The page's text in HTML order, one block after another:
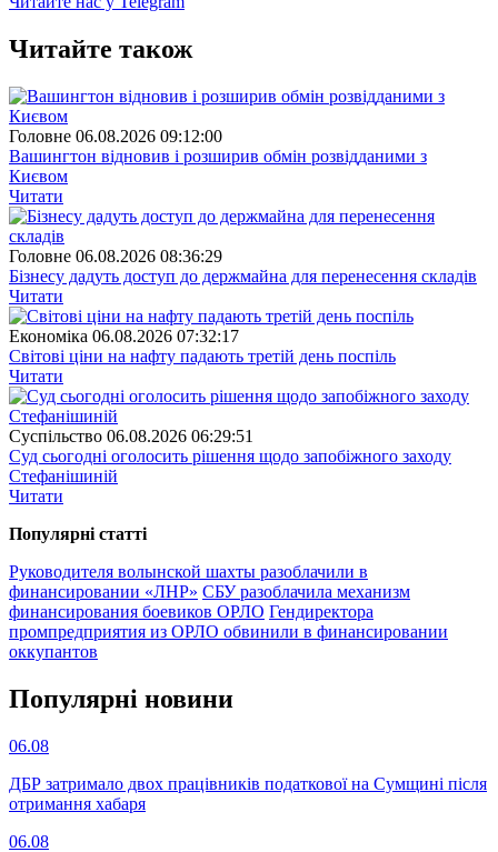
Читайте також
Головне 06.08.2026 09:12:00
Вашингтон відновив і розширив обмін розвідданими з
Києвом
Читати
Головне 06.08.2026 08:36:29
Бізнесу дадуть доступ до держмайна для перенесення складів
Читати
Економіка 06.08.2026 07:32:17
Світові ціни на нафту падають третій день поспіль
Читати
Суспiльство 06.08.2026 06:29:51
Суд сьогодні оголосить рішення щодо запобіжного заходу
Стефанішиній
Читати
Популярнi статтi
Руководителя волынской шахты разоблачили в
финансировании «ЛНР» СБУ разоблачила механизм
финансирования боевиков ОРЛО Гендиректора
промпредприятия из ОРЛО обвинили в финансировании
оккупантов
Популярнi новини
06.08
ДБР затримало двох працівників податкової на Сумщині після
отримання хабаря
06.08